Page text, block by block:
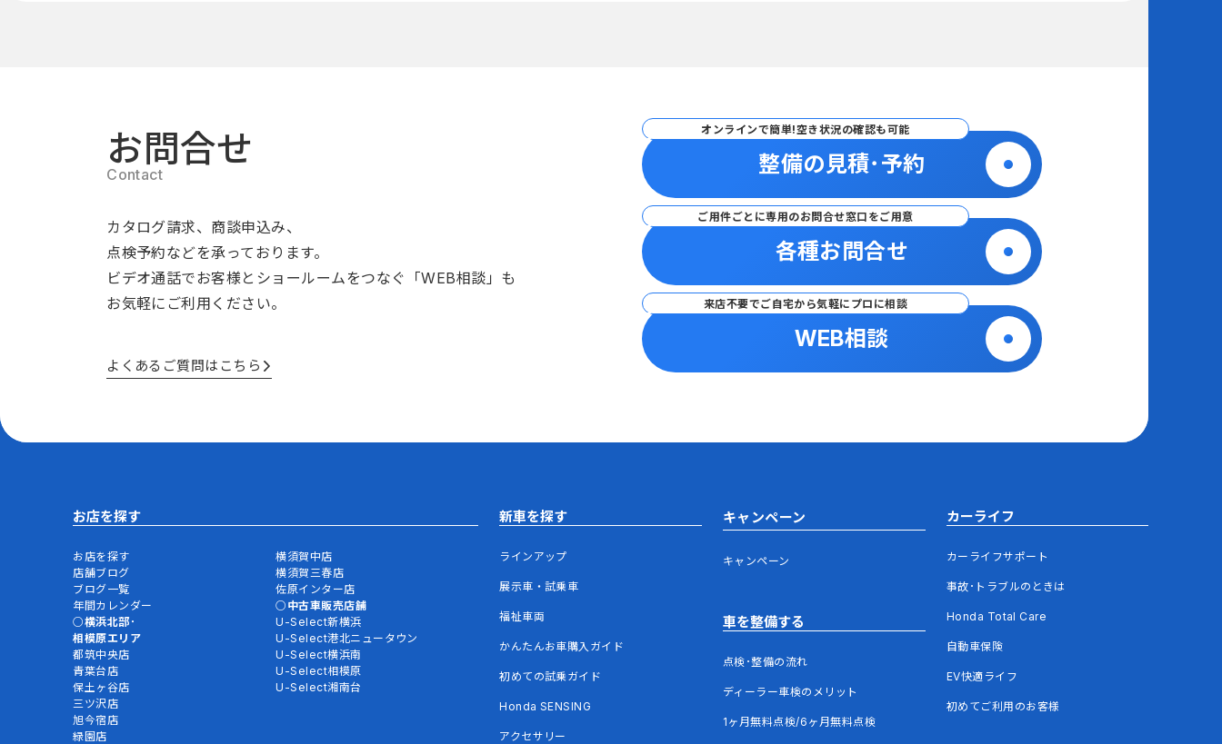
お問合せ
カタログ請求、商談申込み、
点検予約などを承っております。
ビデオ通話でお客様とショールームをつなぐ
「WEB相談」も
お気軽にご利用ください。
よくあるご質問はこちら
オンラインで簡単!空き状況の確認も可能
整備の見積･予約
ご用件ごとに専用のお問合せ窓口をご用意
各種お問合せ
来店不要でご自宅から気軽にプロに相談
WEB相談
お店を探す
お店を探す
店舗ブログ
ブログ一覧
年間カレンダー
横浜北部･
相模原エリア
都筑中央店
青葉台店
保土ヶ谷店
三ツ沢店
旭今宿店
緑園店
横須賀中店
横須賀三春店
佐原インター店
中古車販売店舗
U-Select新横浜
U-Select港北ニュータウン
U-Select横浜南
U-Select相模原
U-Select湘南台
新車を探す
ラインアップ
展示車・試乗車
福祉車両
かんたんお車購入ガイド
初めての試乗ガイド
Honda SENSING
アクセサリー
キャンペーン
キャンペーン
車を整備する
点検･整備の流れ
ディーラー車検のメリット
1ヶ月無料点検/6ヶ月無料点検
カーライフ
カーライフサポート
事故･トラブルのときは
Honda Total Care
自動車保険
EV快適ライフ
初めてご利用のお客様